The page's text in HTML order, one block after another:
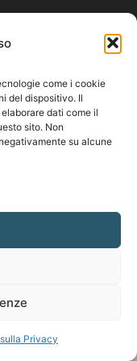
come i cookie
del dispositivo. Il
dati come il
sito. Non
su alcune
Privacy